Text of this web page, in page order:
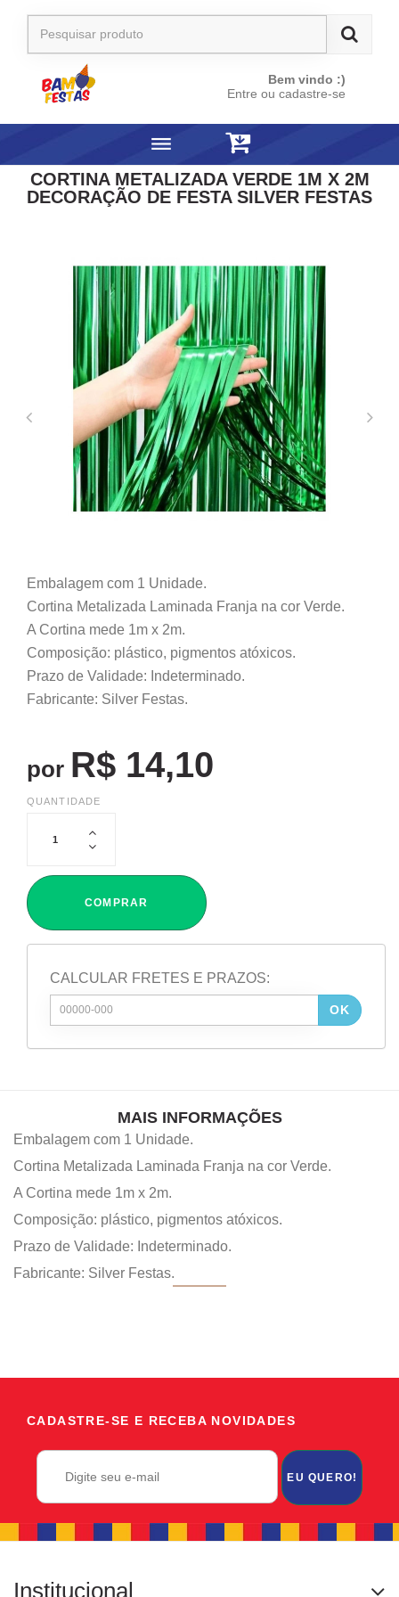
Bem vindo :)
Entre ou cadastre-se
CORTINA METALIZADA VERDE 1M X 2M
DECORAÇÃO DE FESTA SILVER FESTAS
Embalagem com 1 Unidade.
Cortina Metalizada Laminada Franja na cor Verde.
A Cortina mede 1m x 2m.
Composição: plástico, pigmentos atóxicos.
Prazo de Validade: Indeterminado.
Fabricante: Silver Festas.
por R$ 14,10
QUANTIDADE
COMPRAR
CALCULAR FRETES E PRAZOS:
OK
MAIS INFORMAÇÕES
Embalagem com 1 Unidade.
Cortina Metalizada Laminada Franja na cor Verde.
A Cortina mede 1m x 2m.
Composição: plástico, pigmentos atóxicos.
Prazo de Validade: Indeterminado.
Fabricante: Silver Festas.
CADASTRE-SE E RECEBA NOVIDADES
EU QUERO!
Institucional